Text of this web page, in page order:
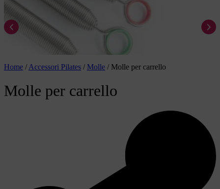
Home / Accessori Pilates / Molle / Molle per carrello
Molle per carrello